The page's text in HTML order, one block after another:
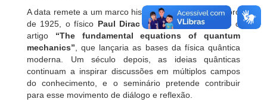
A data remete a um marco histórico: em 7 de novembro
de 1925, o físico Paul Diracsubmetia à publicação o
artigo “The fundamental equations of quantum
mechanics” , que lançaria as bases da física quântica
moderna. Um século depois, as ideias quânticas
continuam a inspirar discussões em múltiplos campos
do conhecimento, e o seminário pretende contribuir
para esse movimento de diálogo e reflexão.